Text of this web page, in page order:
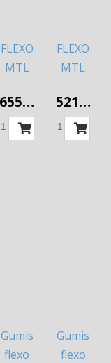
FLEXO
MTL
2,3 fm
fekete,
kapcsolós,
655 Ft
FLEXO
MTL
3 fm
Stilo
521 Ft
Gumis
flexo
Gumis
flexo